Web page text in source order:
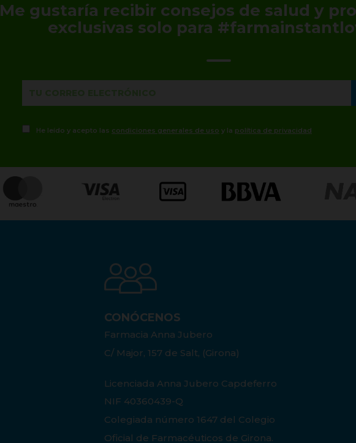
Me gustaría recibir consejos de salud y
exclusivas solo para
He leído y acepto las condiciones generales de uso y la política de privacidad
CONÓCENOS
Farmacia Anna Jubero
C/ Major, 157 de Salt, (Girona)
Licenciada Anna Jubero Capdeferro
NIF 40360439-Q
Colegiada número 1647 del Colegio
Oficial de Farmacéuticos de Girona.